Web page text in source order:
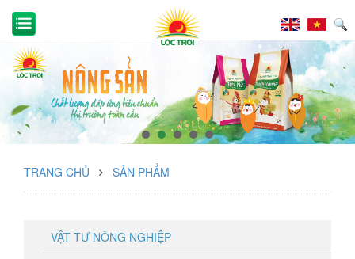
TRANG CHỦ SẢN PHẨM
VẬT TƯ NÔNG NGHIỆP